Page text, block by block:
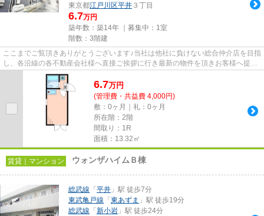
東京都江戸川区平井 ３丁目
6.7万円
築年数：築14年 ｜募集中： 1室
階数：3階建
ここまでご覧頂きありがとうございます♪当社は他社に負けない総合仲介店を目指
し、各沿線の各不動産会社様へ直接ご挨拶に行き最新の物件を頂きお客様へ提供
しております！最新の情報は...
6.7万円
(管理費・共益費 4,000円)
敷：0ヶ月｜礼：0ヶ月
所在階：2階
間取り：1R
面積：13.32㎡
賃貸｜マンション ウォンザハイムＢ棟
総武線 「 平井 」駅 徒歩7分
東武亀戸線 「 東あずま 」駅 徒歩19分
総武線 「 新小岩 」駅 徒歩24分